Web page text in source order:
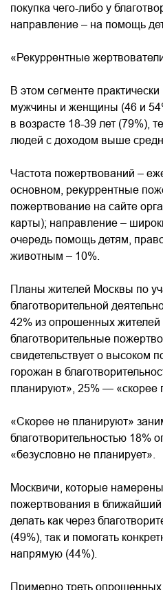
покупка чего-либо у
направление – на помощь
«Рекуррентные
В этом сегменте
мужчины и женщины (46 и
в возрасте 18-39 лет (79%),
людей с доходом выше
Частота пожертвований –
основном, рекуррентные
пожертвование на сайте
карты); направление –
очередь помощь детям,
животным – 10%.
Планы жителей Москвы по
благотворительной
42% из опрошенных
благотворительные
свидетельствует о высоком
горожан в
планируют», 25% — «скорее
«Скорее не планируют»
благотворительностью 18%
«безусловно не планирует».
Москвичи, которые
пожертвования в ближайший
делать как через
(49%), так и помогать
напрямую (44%).
Примерно треть